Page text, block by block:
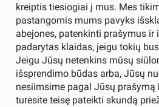
kreiptis tiesiogiai į mus. Mes
pastangomis mums pavyks
abejones, patenkinti prašymus ir
padarytas klaidas, jeigu tokių
Jeigu Jūsų netenkins mūsų
išsprendimo būdas arba, Jūsų
nesiimsime pagal Jūsų prašymą
turėsite teisę pateikti skundą